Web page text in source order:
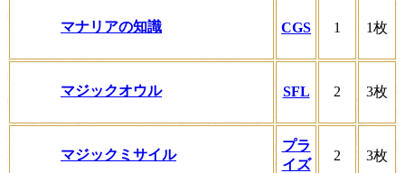
マナリアの知識 CGS 1 1枚
マジックオウル SFL 2 3枚
マジックミサイル
プラ
イズ
2 3枚